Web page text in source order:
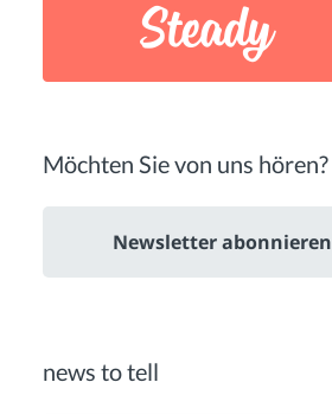
Möchten Sie von uns hören?
Newsletter abonnieren
news to tell